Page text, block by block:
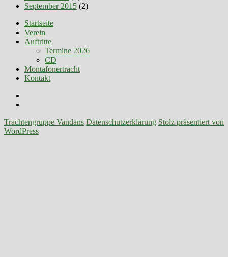
September 2015 (2)
Startseite
Verein
Auftritte
Termine 2026
CD
Montafonertracht
Kontakt
Trachtengruppe Vandans Datenschutzerklärung Stolz präsentiert von
WordPress